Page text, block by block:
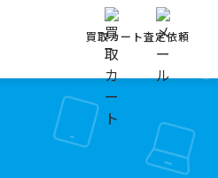
買取カート査定依頼